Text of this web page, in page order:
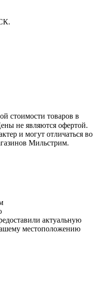
стоимости товаров в
не являются офертой.
и могут отличаться во
Мильстрим.
актуальную
местоположению